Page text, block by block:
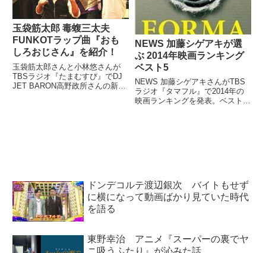
玉袋筋太郎 毒蝮三太夫
FUNKOTラップ曲『おも
しろおじさん』を紹介！
玉袋筋太郎さんと小林悠さんが
TBSラジオ『たまむすび』でDJ
JET BARON高野政所さんの新曲
NEWS 加藤シゲアキが選
ぶ 2014年映画ランキング
ベスト5
NEWS 加藤シゲアキさんがTBS
ラジオ『タマフル』で2014年の
映画ランキングを発表。ベスト5
ドンデコルテ渡辺銀次 バイトもせず
に横になって動画ばかり見ていた時代
を語る
東野幸治 アニメ『スーパーの裏でヤ
ニ吸うふたり』が沁みた話